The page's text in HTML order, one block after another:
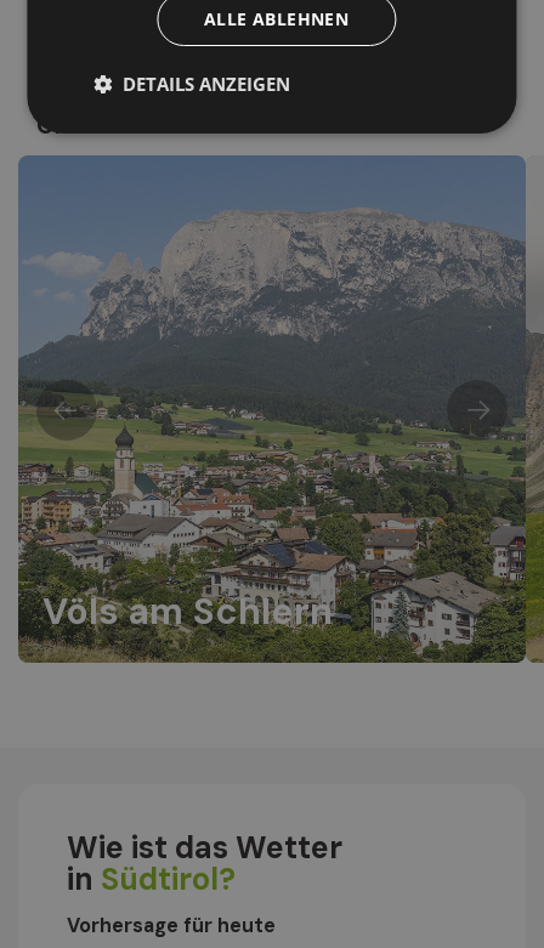
Ort
Völs am Schlern
Wie ist das Wetter
in Südtirol?
Vorhersage für heute
ALLE ABLEHNEN
DETAILS ANZEIGEN